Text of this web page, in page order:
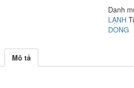
Danh
LẠNH
DONG
Mô tả